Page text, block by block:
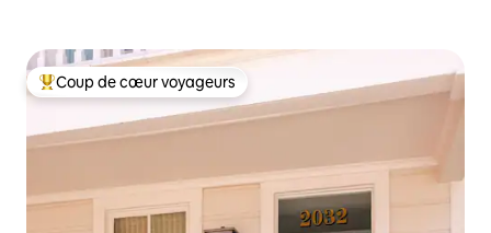
Coups de cœur voyageurs les plus appréciés
Coup de cœur voyageurs